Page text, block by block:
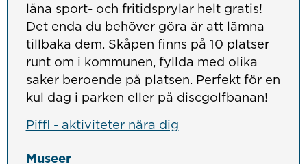
låna sport- och fritidsprylar helt gratis!
Det enda du behöver göra är att lämna
tillbaka dem. Skåpen finns på 10 platser
runt om i kommunen, fyllda med olika
saker beroende på platsen. Perfekt för en
kul dag i parken eller på discgolfbanan!
Piffl - aktiviteter nära dig
Museer